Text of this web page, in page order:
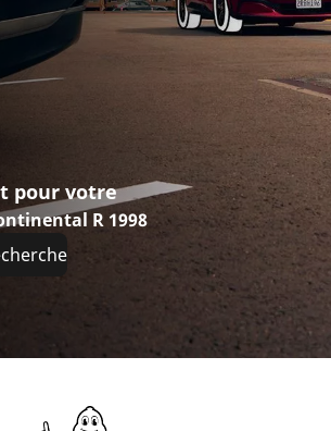
pour votre
R 1998